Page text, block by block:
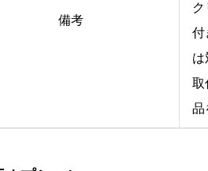
備考
付
は
取
品